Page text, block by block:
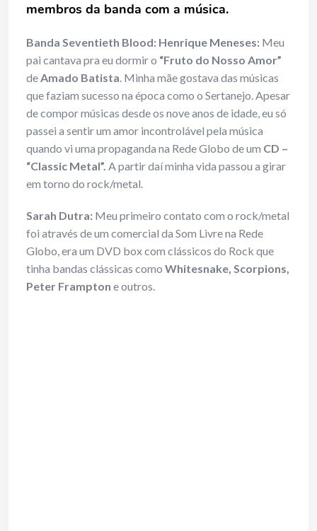
membros da banda com a música.
Banda Seventieth Blood: Henrique Meneses: Meu
pai cantava pra eu dormir o “Fruto do Nosso Amor”
deAmado Batista. Minha mãe gostava das músicas
que faziam sucesso na época como o Sertanejo. Apesar
de compor músicas desde os nove anos de idade, eu só
passei a sentir um amor incontrolável pela música
quando vi uma propaganda na Rede Globo de um CD –
“Classic Metal”. A partir daí minha vida passou a girar
em torno do rock/metal.
Sarah Dutra: Meu primeiro contato com o rock/metal
foi através de um comercial da Som Livre na Rede
Globo, era um DVD box com clássicos do Rock que
tinha bandas clássicas como Whitesnake, Scorpions,
Peter Frampton e outros.